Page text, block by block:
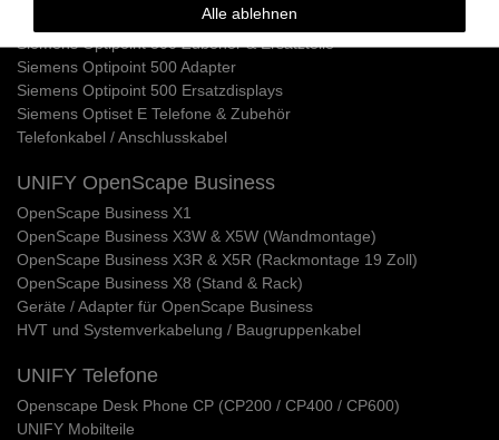
Siemens Optipoint 500 Telefone
Siemens Optipoint 500 Zubehör & Ersatzteile
Siemens Optipoint 500 Adapter
Siemens Optipoint 500 Ersatzdisplays
Siemens Optiset E Telefone & Zubehör
Telefonkabel / Anschlusskabel
UNIFY OpenScape Business
OpenScape Business X1
OpenScape Business X3W & X5W (Wandmontage)
OpenScape Business X3R & X5R (Rackmontage 19 Zoll)
OpenScape Business X8 (Stand & Rack)
Geräte / Adapter für OpenScape Business
HVT und Systemverkabelung / Baugruppenkabel
UNIFY Telefone
Openscape Desk Phone CP (CP200 / CP400 / CP600)
UNIFY Mobilteile
Alle ablehnen